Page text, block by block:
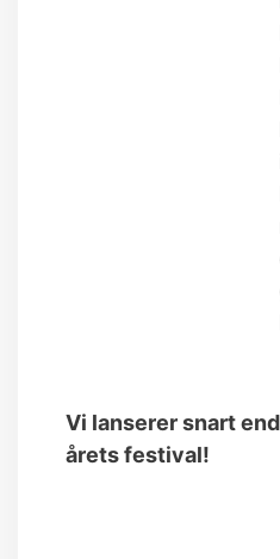
Vi lanserer snart
årets festival!